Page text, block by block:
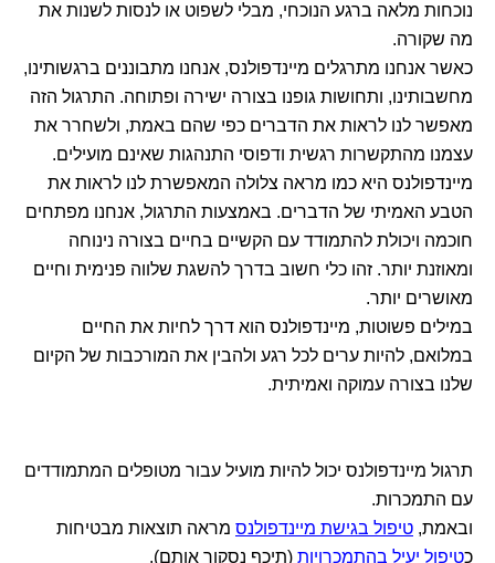
נוכחות מלאה ברגע הנוכחי, מבלי לשפוט או לנסות לשנות את
מה שקורה.
כאשר אנחנו מתרגלים מיינדפולנס, אנחנו מתבוננים ברגשותינו,
מחשבותינו, ותחושות גופנו בצורה ישירה ופתוחה. התרגול הזה
מאפשר לנו לראות את הדברים כפי שהם באמת, ולשחרר את
עצמנו מהתקשרות רגשית ודפוסי התנהגות שאינם מועילים.
מיינדפולנס היא כמו מראה צלולה המאפשרת לנו לראות את
הטבע האמיתי של הדברים. באמצעות התרגול, אנחנו מפתחים
חוכמה ויכולת להתמודד עם הקשיים בחיים בצורה נינוחה
ומאוזנת יותר. זהו כלי חשוב בדרך להשגת שלווה פנימית וחיים
מאושרים יותר.
במילים פשוטות, מיינדפולנס הוא דרך לחיות את החיים
במלואם, להיות ערים לכל רגע ולהבין את המורכבות של הקיום
שלנו בצורה עמוקה ואמיתית.
תרגול מיינדפולנס יכול להיות מועיל עבור מטופלים המתמודדים
עם התמכרות.
ובאמת, טיפול בגישת מיינדפולנס מראה תוצאות מבטיחות
כטיפול יעיל בהתמכרויות (תיכף נסקור אותם).